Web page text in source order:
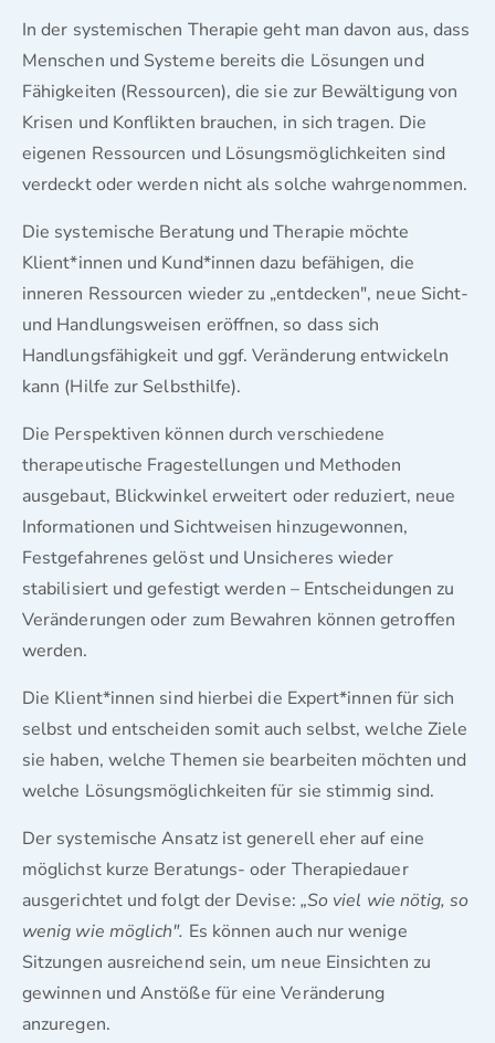
In der systemischen Therapie geht man davon aus, dass
Menschen und Systeme bereits die Lösungen und
Fähigkeiten (Ressourcen), die sie zur Bewältigung von
Krisen und Konflikten brauchen, in sich tragen. Die
eigenen Ressourcen und Lösungsmöglichkeiten sind
verdeckt oder werden nicht als solche wahrgenommen.
Die systemische Beratung und Therapie möchte
Klient*innen und Kund*innen dazu befähigen, die
inneren Ressourcen wieder zu „entdecken", neue Sicht-
und Handlungsweisen eröffnen, so dass sich
Handlungsfähigkeit und ggf. Veränderung entwickeln
kann (Hilfe zur Selbsthilfe).
Die Perspektiven können durch verschiedene
therapeutische Fragestellungen und Methoden
ausgebaut, Blickwinkel erweitert oder reduziert, neue
Informationen und Sichtweisen hinzugewonnen,
Festgefahrenes gelöst und Unsicheres wieder
stabilisiert und gefestigt werden – Entscheidungen zu
Veränderungen oder zum Bewahren können getroffen
werden.
Die Klient*innen sind hierbei die Expert*innen für sich
selbst und entscheiden somit auch selbst, welche Ziele
sie haben, welche Themen sie bearbeiten möchten und
welche Lösungsmöglichkeiten für sie stimmig sind.
Der systemische Ansatz ist generell eher auf eine
möglichst kurze Beratungs- oder Therapiedauer
ausgerichtet und folgt der Devise: „So viel wie nötig, so
wenig wie möglich". Es können auch nur wenige
Sitzungen ausreichend sein, um neue Einsichten zu
gewinnen und Anstöße für eine Veränderung
anzuregen.